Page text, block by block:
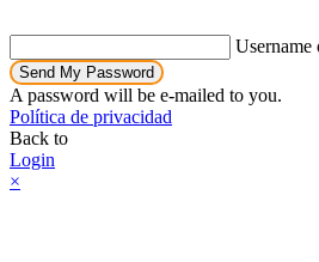
Username
Send My Password
A password will be e-mailed to you.
Política de privacidad
Back to
Login
×